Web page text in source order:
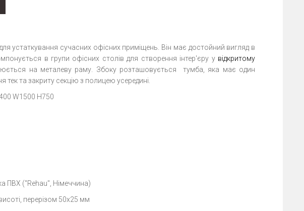
устаткування сучасних офісних приміщень. Він має достойний вигляд в
в групи офісних столів для створення інтер'єру у відкритому
на металеву раму. Збоку розташовується тумба, яка має один
тек та закриту секцію з полицею усередині.
W1500 H750
ПВХ ("Rehau", Німеччина)
перерізом 50х25 мм